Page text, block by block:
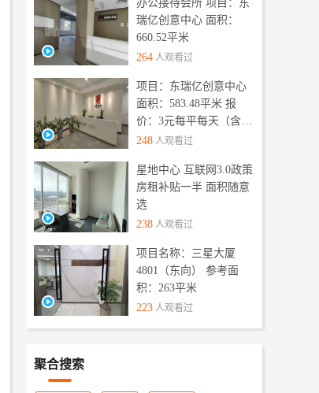
办公接待会所 项目：东
瑞亿创意中心 面积：
660.52平米
264 人观看过
项目：东瑞亿创意中心
面积：583.48平米 报
价：3元每平每天（含物
业、空调冷暖、发票）
248 人观看过
星地中心 互联网3.0政策
房租补贴一半 面积随意
选
238 人观看过
项目名称：三星大厦
4801（东向） 参考面
积：263平米
223 人观看过
聚合搜索